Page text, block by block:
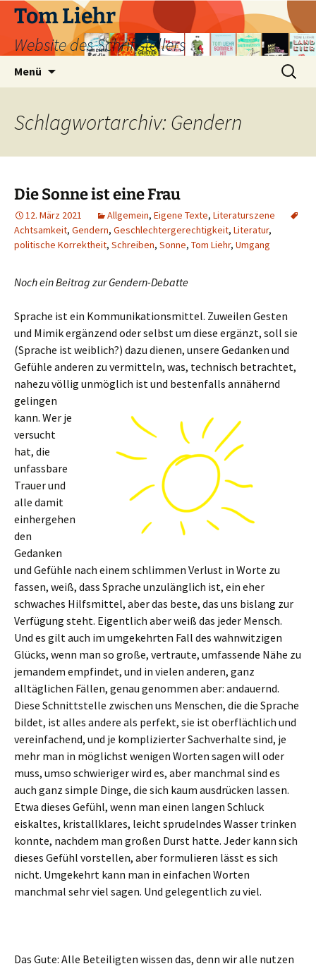
Zum
Inhalt
springen
Tom Liehr
Website des Schriftstellers
Menü
Suchen
nach:
Schlagwortarchiv: Gendern
Die Sonne ist eine Frau
12. März 2021 Allgemein, Eigene Texte, Literaturszene
Achtsamkeit, Gendern, Geschlechtergerechtigkeit, Literatur,
politische Korrektheit, Schreiben, Sonne, Tom Liehr, Umgang
Noch ein Beitrag zur Gendern-Debatte
Sprache ist ein Kommunikationsmittel. Zuweilen Gesten
und Mimik ergänzend oder selbst um diese ergänzt, soll sie
(Sprache ist weiblich?) dazu dienen, unsere Gedanken und
Gefühle anderen zu vermitteln, was, technisch betrachtet,
nahezu völlig unmöglich ist und bestenfalls annähernd
gelingen
kann. Wer je
versucht
hat, die
unfassbare
Trauer und
alle damit
einhergehen
den
Gedanken
und Gefühle nach einem schlimmen Verlust in Worte zu
fassen, weiß, dass Sprache unzulänglich ist, ein eher
schwaches Hilfsmittel, aber das beste, das uns bislang zur
Verfügung steht. Eigentlich aber weiß das jeder Mensch.
Und es gilt auch im umgekehrten Fall des wahnwitzigen
Glücks, wenn man so große, vertraute, umfassende Nähe zu
jemandem empfindet, und in vielen anderen, ganz
alltäglichen Fällen, genau genommen aber: andauernd.
Diese Schnittstelle zwischen uns Menschen, die die Sprache
bildet, ist alles andere als perfekt, sie ist oberflächlich und
vereinfachend, und je komplizierter Sachverhalte sind, je
mehr man in möglichst wenigen Worten sagen will oder
muss, umso schwieriger wird es, aber manchmal sind es
auch ganz simple Dinge, die sich kaum ausdrücken lassen.
Etwa dieses Gefühl, wenn man einen langen Schluck
eiskaltes, kristallklares, leicht sprudelndes Wasser trinken
konnte, nachdem man großen Durst hatte. Jeder kann sich
dieses Gefühl vorstellen, aber formulieren lässt es sich
nicht. Umgekehrt kann man in einfachen Worten
manchmal sehr viel sagen. Und gelegentlich zu viel.
Das Gute: Alle Beteiligten wissen das, denn wir alle nutzen